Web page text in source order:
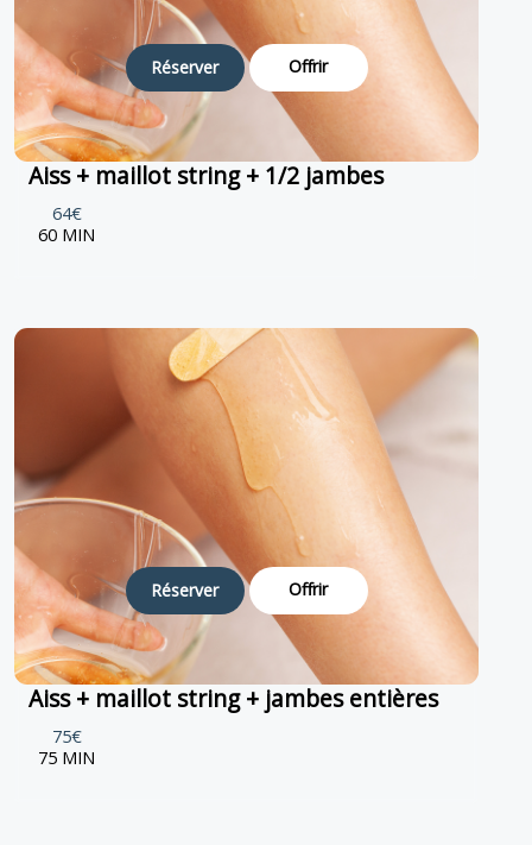
Réserver Offrir
Aiss + maillot string + 1/2 jambes
64€
60 MIN
Réserver Offrir
Aiss + maillot string + jambes entières
75€
75 MIN